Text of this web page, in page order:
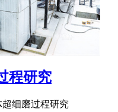
程研究
细磨过程研究